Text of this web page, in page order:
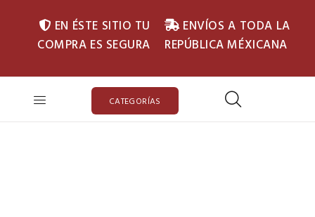
EN ÉSTE SITIO TU
COMPRA ES SEGURA
ENVÍOS A TODA LA
REPÚBLICA MÉXICANA
CATEGORÍAS